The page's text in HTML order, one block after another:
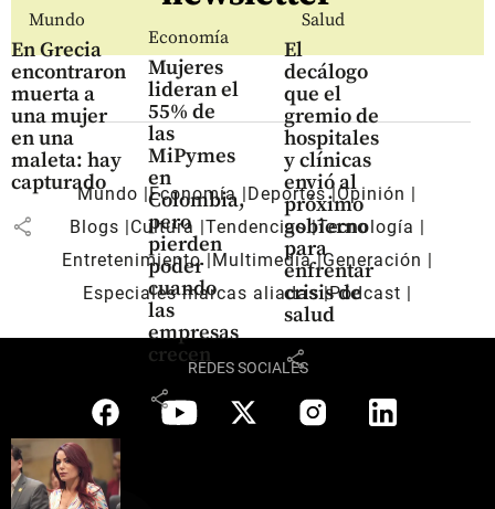
Mundo
En Grecia
encontraron
muerta a
una mujer
en una
maleta: hay
capturado
share
Economía
Mujeres
lideran el
55% de
las
MiPymes
en
Colombia,
pero
pierden
poder
cuando
las
empresas
crecen
share
Salud
El
decálogo
que el
gremio de
hospitales
y clínicas
envió al
próximo
gobierno
para
enfrentar
crisis de
salud
share
Mundo Economía Deportes Opinión
Blogs
Cultura Tendencias Tecnología
Entretenimiento
Multimedia Generación
Especiales marcas aliadas Pódcast
REDES SOCIALES